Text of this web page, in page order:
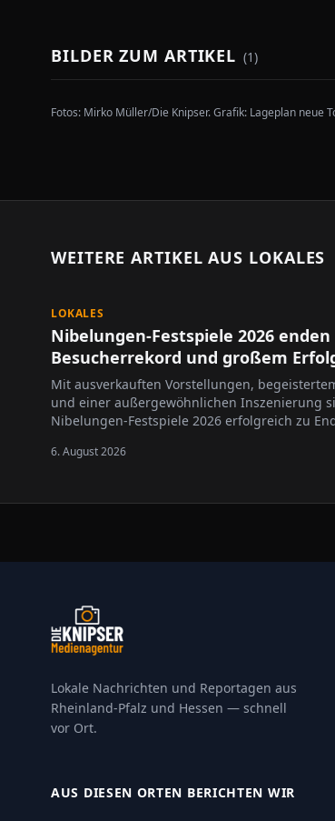
BILDER ZUM ARTIKEL (1)
Fotos: Mirko Müller/Die Knipser. Grafik: Lageplan neue
WEITERE ARTIKEL AUS LOKALES
LOKALES
Nibelungen-Festspiele 2026
Besucherrekord und großem
Mit ausverkauften Vorstellungen,
und einer außergewöhnlichen Inszenierung
Nibelungen-Festspiele 2026 erfolgreich zu
6. August 2026
Lokale Nachrichten und Reportagen aus
Rheinland-Pfalz und Hessen — schnell
vor Ort.
AUS DIESEN ORTEN BERICHTEN WIR